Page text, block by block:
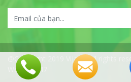
@Copyright 2019 Vijalab all rights
WebSeo247